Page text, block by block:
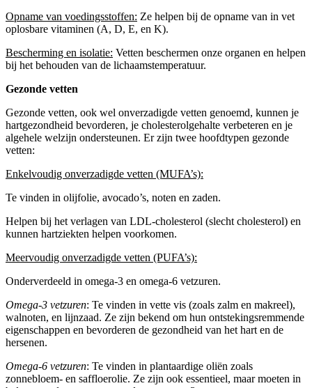
Opname van voedingsstoffen: Ze helpen bij de opname van in vet
oplosbare vitaminen (A, D, E, en K).
Bescherming en isolatie: Vetten beschermen onze organen en helpen
bij het behouden van de lichaamstemperatuur.
Gezonde vetten
Gezonde vetten, ook wel onverzadigde vetten genoemd, kunnen je
hartgezondheid bevorderen, je cholesterolgehalte verbeteren en je
algehele welzijn ondersteunen. Er zijn twee hoofdtypen gezonde
vetten:
Enkelvoudig onverzadigde vetten (MUFA’s):
Te vinden in olijfolie, avocado’s, noten en zaden.
Helpen bij het verlagen van LDL-cholesterol (slecht cholesterol) en
kunnen hartziekten helpen voorkomen.
Meervoudig onverzadigde vetten (PUFA’s):
Onderverdeeld in omega-3 en omega-6 vetzuren.
Omega-3 vetzuren: Te vinden in vette vis (zoals zalm en makreel),
walnoten, en lijnzaad. Ze zijn bekend om hun ontstekingsremmende
eigenschappen en bevorderen de gezondheid van het hart en de
hersenen.
Omega-6 vetzuren: Te vinden in plantaardige oliën zoals
zonnebloem- en saffloerolie. Ze zijn ook essentieel, maar moeten in